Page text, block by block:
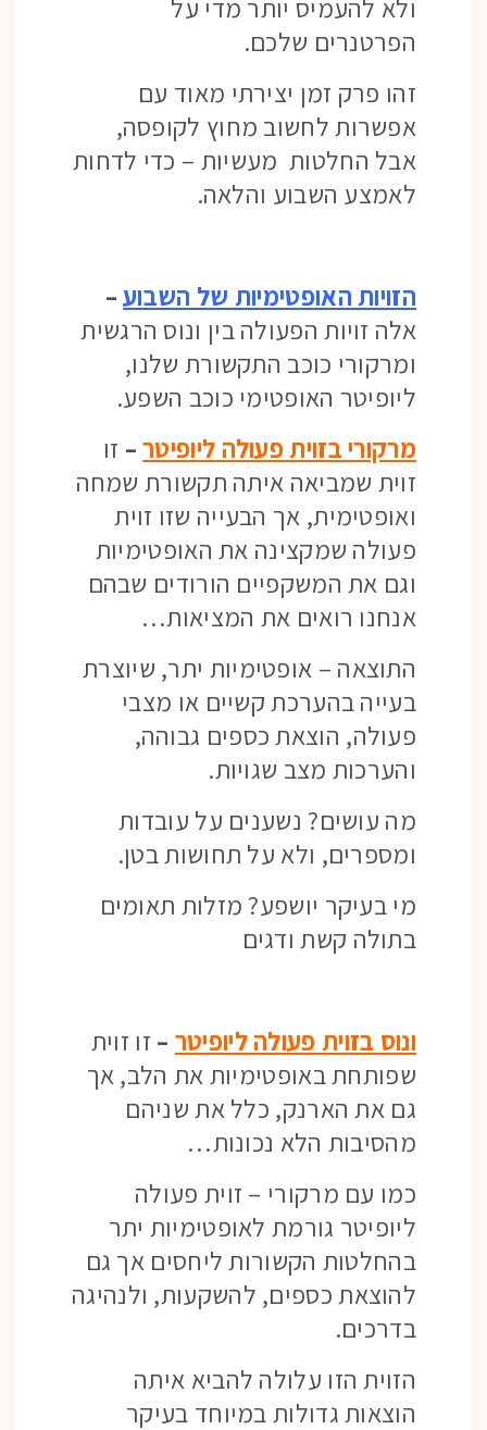
ולא להעמיס יותר מדי על
הפרטנרים שלכם.
זהו פרק זמן יצירתי מאוד עם
אפשרות לחשוב מחוץ לקופסה,
אבל החלטות מעשיות – כדי לדחות
לאמצע השבוע והלאה.
הזויות האופטימיות של השבוע–
אלה זויות הפעולה בין ונוס הרגשית
ומרקורי כוכב התקשורת שלנו,
ליופיטר האופטימי כוכב השפע.
מרקורי בזוית פעולה ליופיטר– זו
זוית שמביאה איתה תקשורת שמחה
ואופטימית, אך הבעייה שזו זוית
פעולה שמקצינה את האופטימיות
וגם את המשקפיים הורודים שבהם
אנחנו רואים את המציאות…
התוצאה – אופטימיות יתר, שיוצרת
בעייה בהערכת קשיים או מצבי
פעולה, הוצאת כספים גבוהה,
והערכות מצב שגויות.
מה עושים? נשענים על עובדות
ומספרים, ולא על תחושות בטן.
מי בעיקר יושפע? מזלות תאומים
בתולה קשת ודגים
ונוס בזוית פעולה ליופיטר – זו זוית
שפותחת באופטימיות את הלב, אך
גם את הארנק, כלל את שניהם
מהסיבות הלא נכונות…
כמו עם מרקורי – זוית פעולה
ליופיטר גורמת לאופטימיות יתר
בהחלטות הקשורות ליחסים אך גם
להוצאת כספים, להשקעות, ולנהיגה
בדרכים.
הזוית הזו עלולה להביא איתה
הוצאות גדולות במיוחד בעיקר